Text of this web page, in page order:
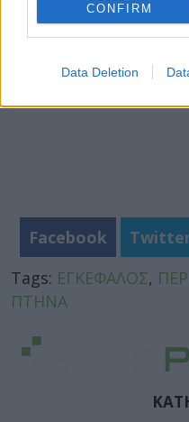
CONFIRM
Data Deletion
Facebook
Tags: ΕΓΚΕΦΑΛΟΣ,
ΠΤΗΝΑ